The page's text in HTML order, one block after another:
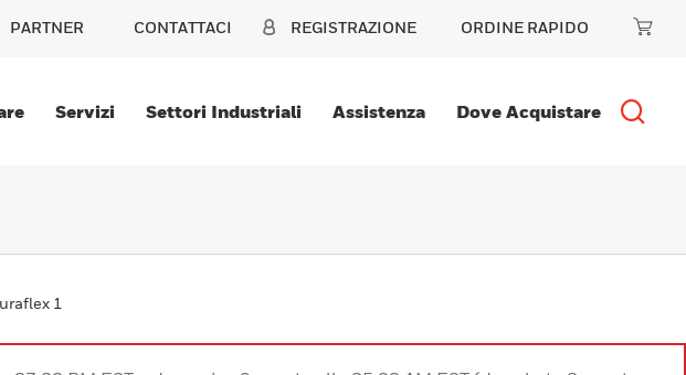
PARTNER CONTATTACI REGISTRAZIONE ORDINE RAPIDO
Servizi Settori Industriali Assistenza Dove Acquistare
1